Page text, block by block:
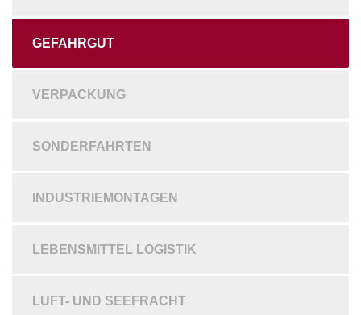
GEFAHRGUT
VERPACKUNG
SONDERFAHRTEN
INDUSTRIEMONTAGEN
LEBENSMITTEL LOGISTIK
LUFT- UND SEEFRACHT